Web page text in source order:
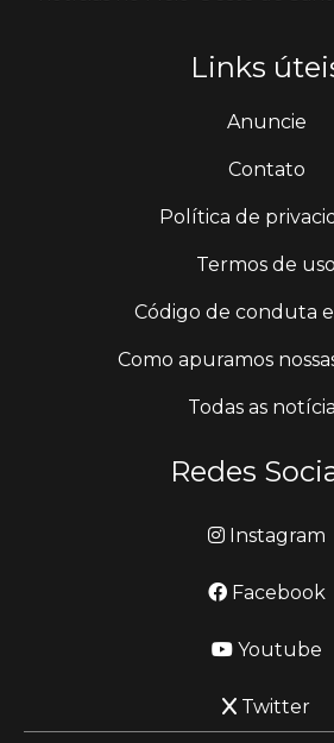
Links
Anuncie
Contato
Política de
Termos de uso
Código de conduta
Como apuramos
Todas as
Redes
Instagram
Facebook
Youtube
Twitter